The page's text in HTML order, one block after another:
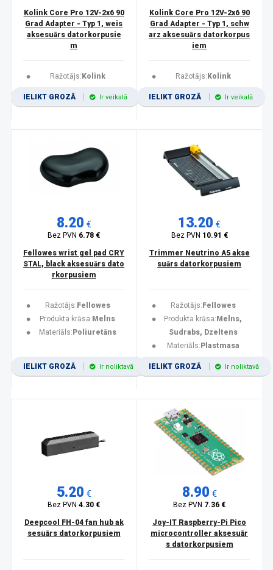
Kolink Core Pro 12V-2x6 90
Grad Adapter - Typ 1, weis
aksesuārs datorkorpusie
m
Ražotājs: Kolink
IELIKT GROZĀ Ir veikalā
Kolink Core Pro 12V-2x6 90
Grad Adapter - Typ 1, schw
arz aksesuārs datorkorpus
iem
Ražotājs: Kolink
IELIKT GROZĀ Ir veikalā
8.20 €
Bez PVN 6.78 €
Fellowes wrist gel pad CRY
STAL, black aksesuārs dato
rkorpusiem
Ražotājs: Fellowes
Produkta krāsa: Melns
Materiāls: Poliuretāns
IELIKT GROZĀ Ir noliktavā
13.20 €
Bez PVN 10.91 €
Trimmer Neutrino A5 akse
suārs datorkorpusiem
Ražotājs: Fellowes
Produkta krāsa: Melns,
Sudrabs, Dzeltens
Materiāls: Plastmasa
IELIKT GROZĀ Ir noliktavā
5.20 €
Bez PVN4.30 €
Deepcool FH-04 fan hub ak
sesuārs datorkorpusiem
8.90 €
Bez PVN 7.36 €
Joy-IT Raspberry-Pi Pico
microcontroller aksesuār
s datorkorpusiem